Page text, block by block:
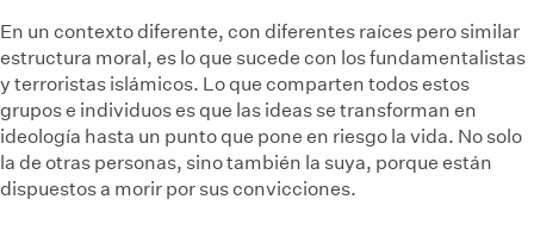
En un contexto diferente, con diferentes raíces pero similar
estructura moral, es lo que sucede con los fundamentalistas
y terroristas islámicos. Lo que comparten todos estos
grupos e individuos es que las ideas se transforman en
ideología hasta un punto que pone en riesgo la vida. No solo
la de otras personas, sino también la suya, porque están
dispuestos a morir por sus convicciones.